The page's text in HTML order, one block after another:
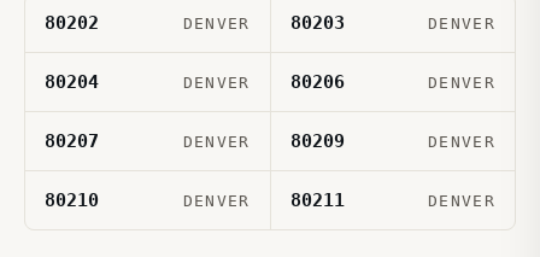
80202 DENVER 80203 DENVER
80204 DENVER 80206 DENVER
80207 DENVER 80209 DENVER
80210 DENVER 80211 DENVER